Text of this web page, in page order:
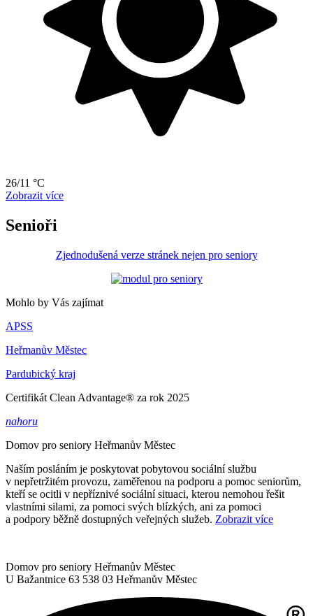
26/11 °C
Zobrazit více
Senioři
Zjednodušená verze stránek nejen pro seniory
Mohlo by Vás zajímat
APSS
Heřmanův Městec
Pardubický kraj
Certifikát Clean Advantage® za rok 2025
nahoru
Domov pro seniory Heřmanův Městec
Naším posláním je poskytovat pobytovou sociální službu
v nepřetržitém provozu, zaměřenou na podporu a pomoc seniorům,
kteří se ocitli v nepříznivé sociální situaci, kterou nemohou řešit
vlastními silami, za pomoci svých blízkých, ani za pomoci
a podpory běžně dostupných veřejných služeb. Zobrazit více
Domov pro seniory Heřmanův Městec
U Bažantnice 63 538 03 Heřmanův Městec